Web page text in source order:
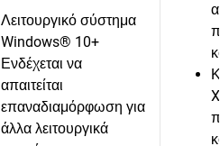
Λειτουργικό σύστημα
Windows® 10+
Ενδέχεται να
απαιτείται
επαναδιαμόρφωση για
άλλα λειτουργικά